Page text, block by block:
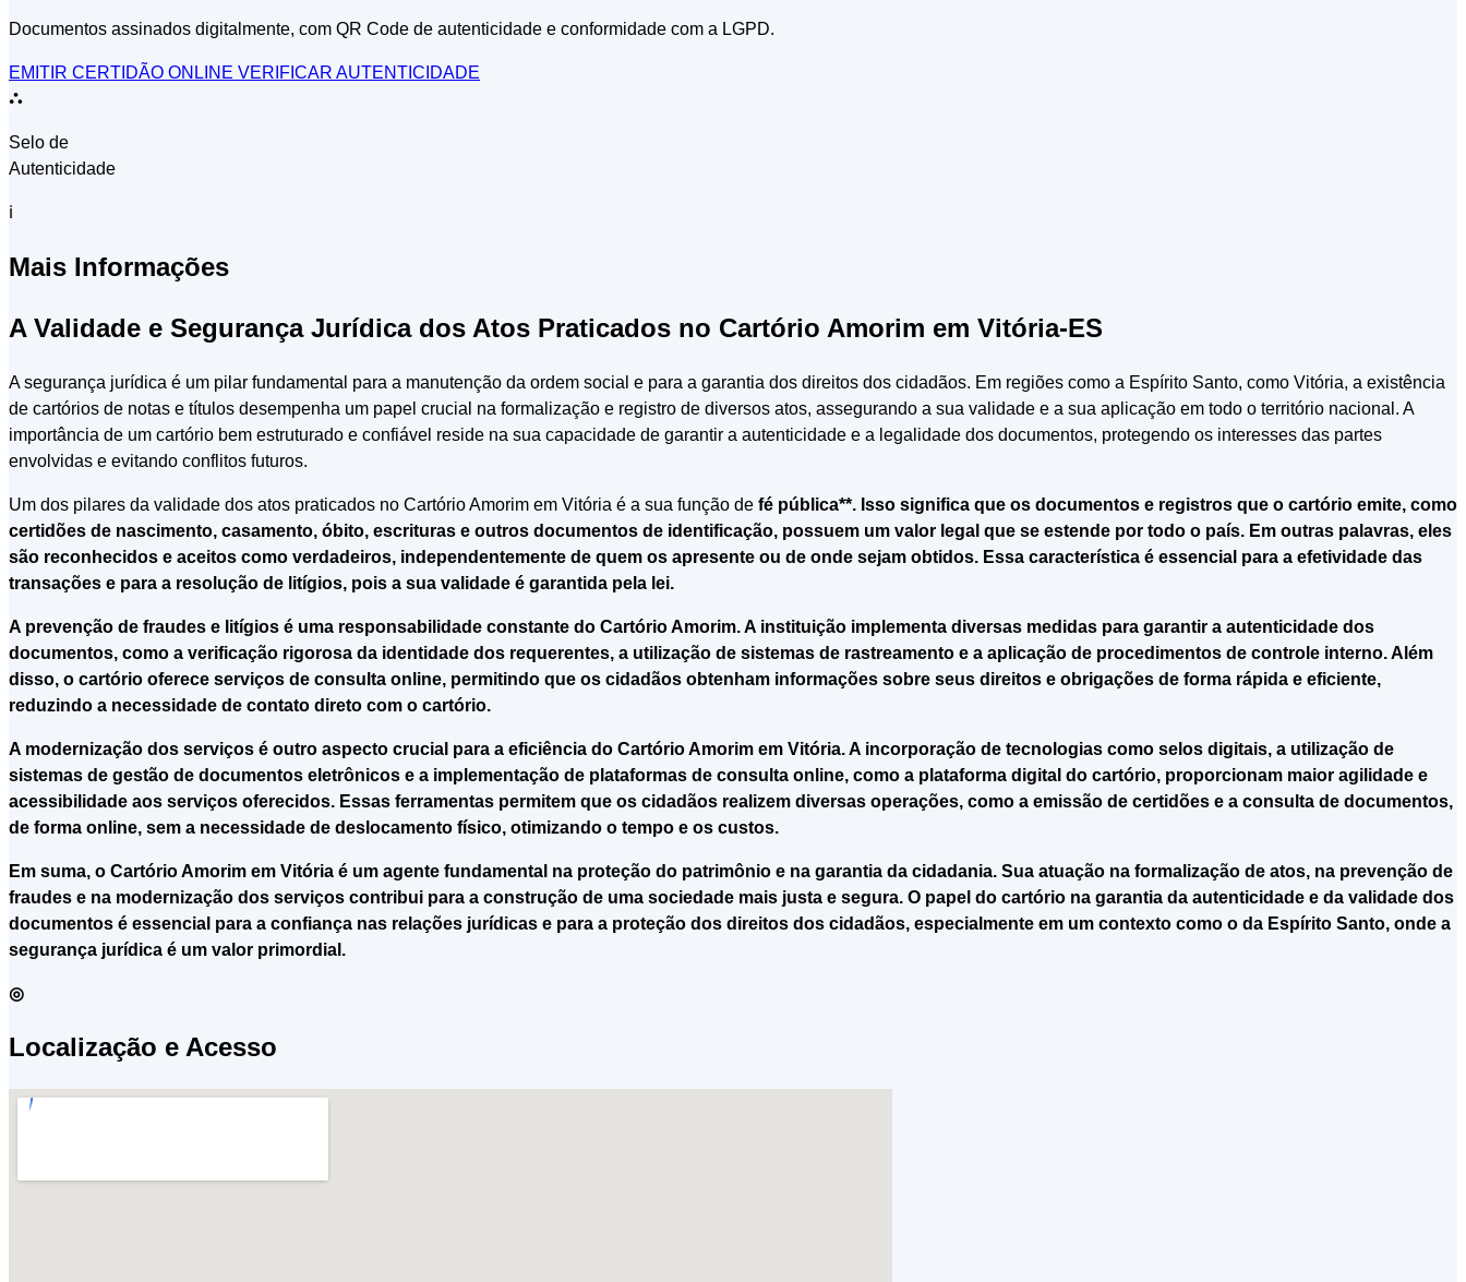
Documentos assinados digitalmente, com QR Code de autenticidade e conformidade com a LGPD.
EMITIR CERTIDÃO ONLINE VERIFICAR AUTENTICIDADE
⛬
Selo de
Autenticidade
ℹ
Mais Informações
A Validade e Segurança Jurídica dos Atos Praticados no Cartório Amorim em Vitória-ES
A segurança jurídica é um pilar fundamental para a manutenção da ordem social e para a garantia dos direitos dos cidadãos. Em regiões como a Espírito Santo, como Vitória, a existência
de cartórios de notas e títulos desempenha um papel crucial na formalização e registro de diversos atos, assegurando a sua validade e a sua aplicação em todo o território nacional. A
importância de um cartório bem estruturado e confiável reside na sua capacidade de garantir a autenticidade e a legalidade dos documentos, protegendo os interesses das partes
envolvidas e evitando conflitos futuros.
Um dos pilares da validade dos atos praticados no Cartório Amorim em Vitória é a sua função de fé pública**. Isso significa que os documentos e registros que o cartório emite, como
certidões de nascimento, casamento, óbito, escrituras e outros documentos de identificação, possuem um valor legal que se estende por todo o país. Em outras palavras, eles
são reconhecidos e aceitos como verdadeiros, independentemente de quem os apresente ou de onde sejam obtidos. Essa característica é essencial para a efetividade das
transações e para a resolução de litígios, pois a sua validade é garantida pela lei.
A prevenção de fraudes e litígios é uma responsabilidade constante do Cartório Amorim. A instituição implementa diversas medidas para garantir a autenticidade dos
documentos, como a verificação rigorosa da identidade dos requerentes, a utilização de sistemas de rastreamento e a aplicação de procedimentos de controle interno. Além
disso, o cartório oferece serviços de consulta online, permitindo que os cidadãos obtenham informações sobre seus direitos e obrigações de forma rápida e eficiente,
reduzindo a necessidade de contato direto com o cartório.
A modernização dos serviços é outro aspecto crucial para a eficiência do Cartório Amorim em Vitória. A incorporação de tecnologias como selos digitais, a utilização de
sistemas de gestão de documentos eletrônicos e a implementação de plataformas de consulta online, como a plataforma digital do cartório, proporcionam maior agilidade e
acessibilidade aos serviços oferecidos. Essas ferramentas permitem que os cidadãos realizem diversas operações, como a emissão de certidões e a consulta de documentos,
de forma online, sem a necessidade de deslocamento físico, otimizando o tempo e os custos.
Em suma, o Cartório Amorim em Vitória é um agente fundamental na proteção do patrimônio e na garantia da cidadania. Sua atuação na formalização de atos, na prevenção de
fraudes e na modernização dos serviços contribui para a construção de uma sociedade mais justa e segura. O papel do cartório na garantia da autenticidade e da validade dos
documentos é essencial para a confiança nas relações jurídicas e para a proteção dos direitos dos cidadãos, especialmente em um contexto como o da Espírito Santo, onde a
segurança jurídica é um valor primordial.
◎
Localização e Acesso